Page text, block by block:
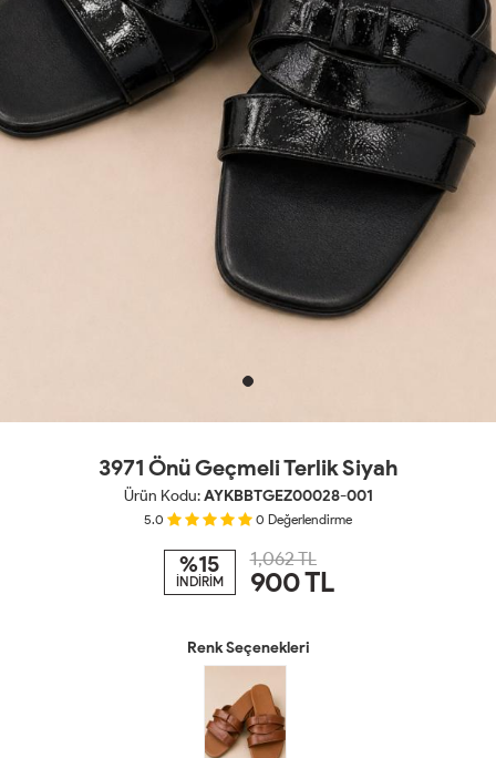
3971 Önü Geçmeli Terlik Siyah
Ürün Kodu:AYKBBTGEZ00028-001
5.0 0 Değerlendirme
%15
İNDİRİM
1,062 TL
900TL
Renk Seçenekleri